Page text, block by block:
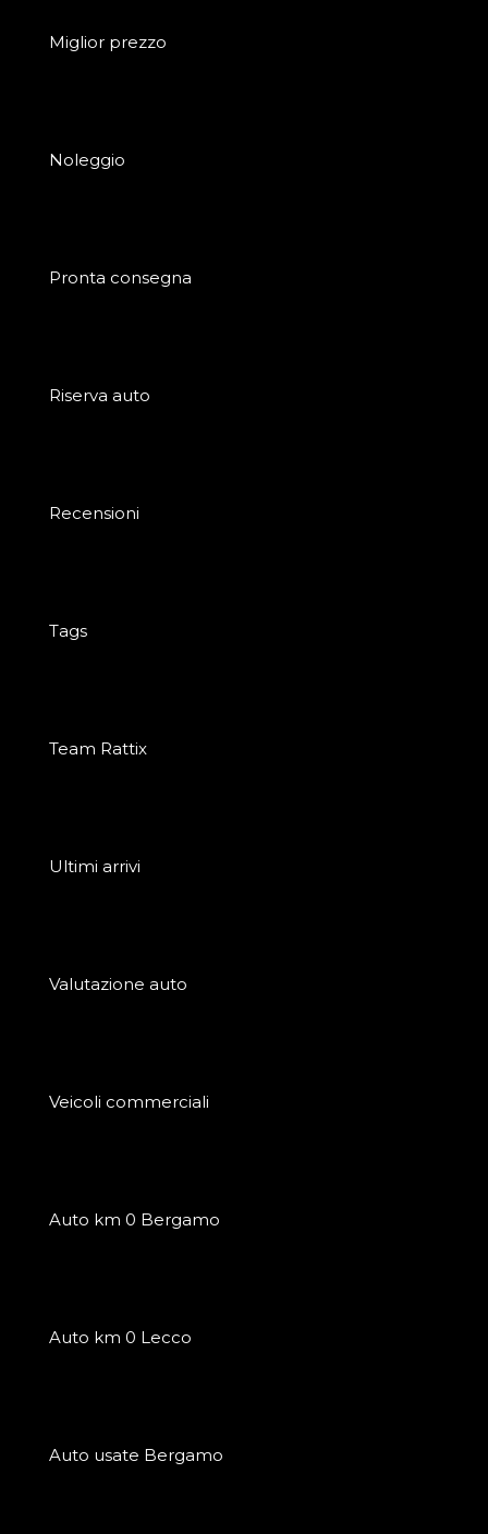
Miglior prezzo
Noleggio
Pronta consegna
Riserva auto
Recensioni
Tags
Team Rattix
Ultimi arrivi
Valutazione auto
Veicoli commerciali
Auto km 0 Bergamo
Auto km 0 Lecco
Auto usate Bergamo